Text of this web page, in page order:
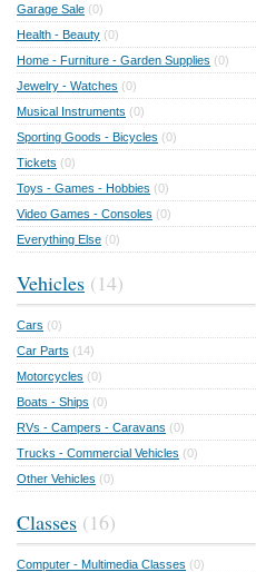
Garage Sale (0)
Health - Beauty (0)
Home - Furniture - Garden Supplies (0)
Jewelry - Watches (0)
Musical Instruments (0)
Sporting Goods - Bicycles (0)
Tickets (0)
Toys - Games - Hobbies (0)
Video Games - Consoles (0)
Everything Else (0)
Vehicles (14)
Cars (0)
Car Parts (14)
Motorcycles (0)
Boats - Ships (0)
RVs - Campers - Caravans (0)
Trucks - Commercial Vehicles (0)
Other Vehicles (0)
Classes (16)
Computer - Multimedia Classes (0)